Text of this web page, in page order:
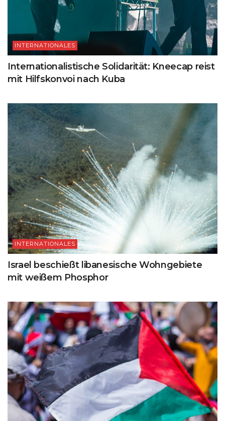
INTERNATIONALES
Internationalistische Solidarität: Kneecap reist
mit Hilfskonvoi nach Kuba
INTERNATIONALES
Israel beschießt libanesische Wohngebiete
mit weißem Phosphor